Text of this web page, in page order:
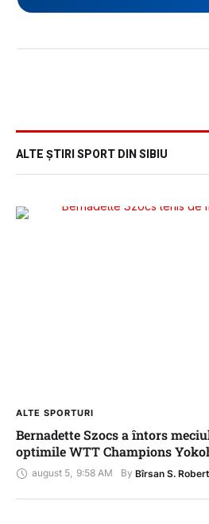
ALTE ȘTIRI SPORT DIN SIBIU
ALTE SPORTURI
Bernadette Szocs a întors
optimile WTT Champions
august 5, 9:58 AM By Bîrsan S. Robert